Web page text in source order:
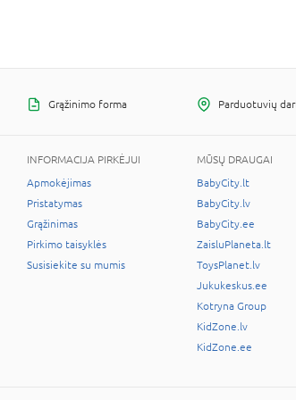
Grąžinimo forma Parduotuvių
INFORMACIJA PIRKĖJUI
Apmokėjimas
Pristatymas
Grąžinimas
Pirkimo taisyklės
Susisiekite su mumis
MŪSŲ DRAUGAI
BabyCity.lt
BabyCity.lv
BabyCity.ee
ZaisluPlaneta.lt
ToysPlanet.lv
Jukukeskus.ee
Kotryna Group
KidZone.lv
KidZone.ee